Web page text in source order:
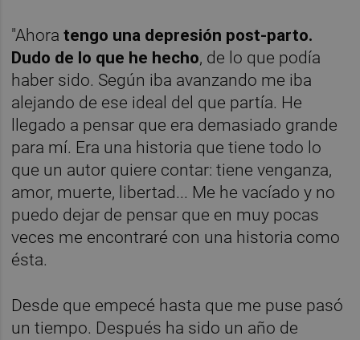
"Ahoratengo una depresión post-parto.
Dudo de lo que he hecho, de lo que podía
haber sido. Según iba avanzando me iba
alejando de ese ideal del que partía. He
llegado a pensar que era demasiado grande
para mí. Era una historia que tiene todo lo
que un autor quiere contar: tiene venganza,
amor, muerte, libertad... Me he vacíado y no
puedo dejar de pensar que en muy pocas
veces me encontraré con una historia como
ésta.
Desde que empecé hasta que me puse pasó
un tiempo. Después ha sido un año de